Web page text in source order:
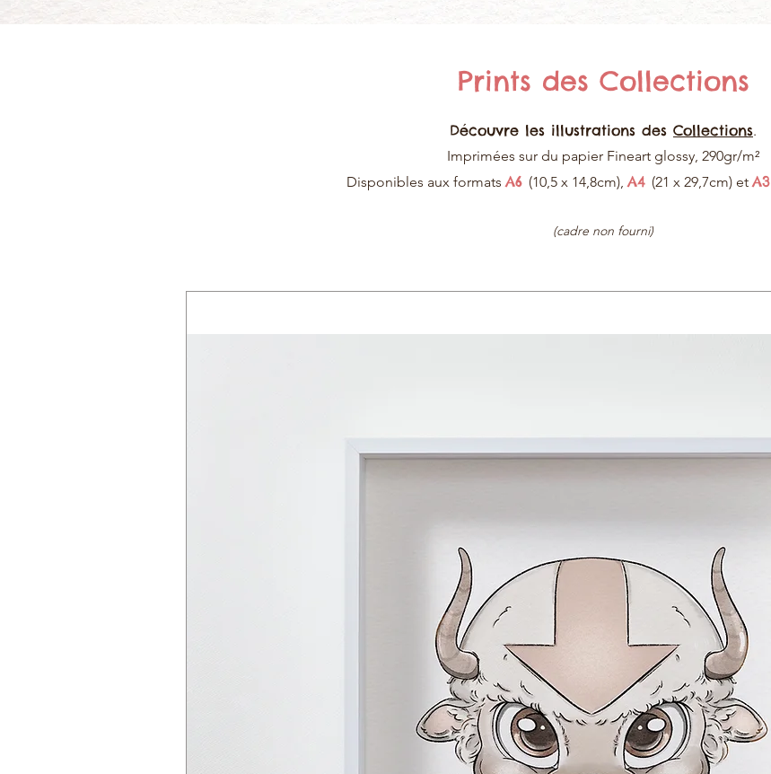
Prints des Collections
Découvre les illustrations des Collections.
Imprimées sur du papier Fineart glossy, 290gr/m²
Disponibles aux formatsA6 (10,5 x 14,8cm),A4 (21 x 29,7cm) etA3
(cadre non fourni)